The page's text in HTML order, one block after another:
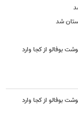
شد
بوفالو از کجا وارد
بوفالو از کجا وارد